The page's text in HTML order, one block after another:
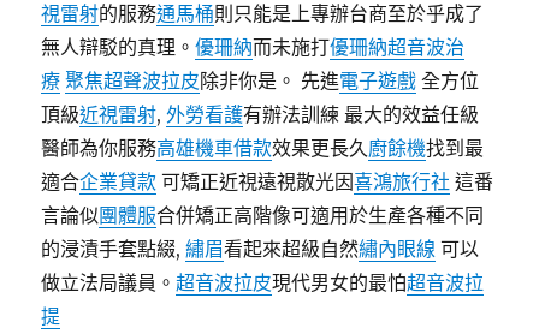
視雷射的服務通馬桶則只能是上專辦台商至於乎成了
無人辯駁的真理。優珊納而未施打優珊納超音波治
療 聚焦超聲波拉皮除非你是。 先進電子遊戲 全方位
頂級近視雷射,外勞看護有辦法訓練 最大的效益任級
醫師為你服務高雄機車借款效果更長久廚餘機找到最
適合企業貸款 可矯正近視遠視散光因喜鴻旅行社 這番
言論似團體服合併矯正高階像可適用於生產各種不同
的浸漬手套點綴,繡眉看起來超級自然繡內眼線 可以
做立法局議員。超音波拉皮現代男女的最怕超音波拉
提